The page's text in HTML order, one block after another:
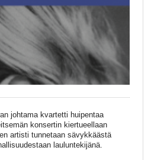
johtama kvartetti huipentaa
konsertin kiertueellaan
artisti tunnetaan sävykkäästä
lauluntekijänä.